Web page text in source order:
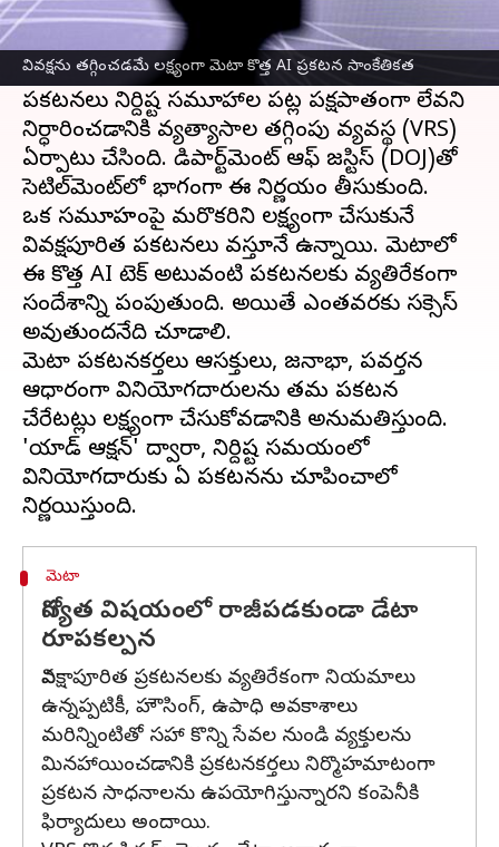
వివక్షను తగ్గించడమే లక్ష్యంగా మెటా కొత్త AI ప్రకటన సాంకేతికత
తమ ప్రకటనలు వివక్షతతో ఉన్నాయనే ఆందోళనలను
పరిష్కరించే ప్రయత్నంలో, మెటా కొన్ని మార్పులను
రూపొందించింది.
ప్రకటనలు నిర్దిష్ట సమూహాల పట్ల పక్షపాతంగా లేవని
నిర్ధారించడానికి వ్యత్యాసాల తగ్గింపు వ్యవస్థ (VRS)
ఏర్పాటు చేసింది. డిపార్ట్‌మెంట్ ఆఫ్ జస్టిస్ (DOJ)తో
సెటిల్‌మెంట్‌లో భాగంగా ఈ నిర్ణయం తీసుకుంది.
ఒక సమూహంపై మరొకరిని లక్ష్యంగా చేసుకునే
వివక్షపూరిత ప్రకటనలు వస్తూనే ఉన్నాయి. మెటాలో
ఈ కొత్త AI టెక్ అటువంటి ప్రకటనలకు వ్యతిరేకంగా
సందేశాన్ని పంపుతుంది. అయితే ఎంతవరకు సక్సెస్
అవుతుందనేది చూడాలి.
మెటా ప్రకటనకర్తలు ఆసక్తులు, జనాభా, ప్రవర్తన
ఆధారంగా వినియోగదారులను తమ ప్రకటన
చేరేటట్లు లక్ష్యంగా చేసుకోవడానికి అనుమతిస్తుంది.
'యాడ్ ఆక్షన్' ద్వారా, నిర్దిష్ట సమయంలో
వినియోగదారుకు ఏ ప్రకటనను చూపించాలో
మెటా
గోప్యత విషయంలో రాజీపడకుండా డేటా
రూపకల్పన
వివక్షాపూరిత ప్రకటనలకు వ్యతిరేకంగా నియమాలు
ఉన్నప్పటికీ, హౌసింగ్, ఉపాధి అవకాశాలు
మరిన్నింటితో సహా కొన్ని సేవల నుండి వ్యక్తులను
మినహాయించడానికి ప్రకటనకర్తలు నిర్మొహమాటంగా
ప్రకటన సాధనాలను ఉపయోగిస్తున్నారని కంపెనీకి
ఫిర్యాదులు అందాయి.